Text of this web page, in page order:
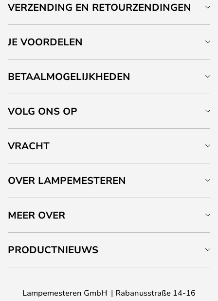
VERZENDING EN RETOURZENDINGEN
JE VOORDELEN
BETAALMOGELIJKHEDEN
VOLG ONS OP
VRACHT
OVER LAMPEMESTEREN
MEER OVER
PRODUCTNIEUWS
Lampemesteren GmbH Rabanusstraße 14-16